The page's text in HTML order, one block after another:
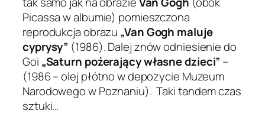
Picassa w albumie) pomieszczona
reprodukcja obrazu „Van Gogh maluje
cyprysy” (1986). Dalej znów odniesienie do
Goi „Saturn pożerający własne dzieci” –
(1986 – olej płótno w depozycie Muzeum
Narodowego w Poznaniu). Taki tandem czas
sztuki…